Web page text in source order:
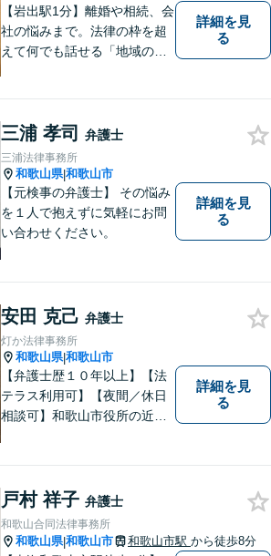
【岩出駅1分】離婚や相続、会
社の悩みまで。法律の枠を超
えて何でも話せる「地域のか
育ちの私が丁寧にサポートし
ます。【丁寧なヒアリング】
【休日や夜間相談も柔軟に対
応】
詳細を見
る
三浦 孝司 弁護士
三浦法律事務所
和歌山県|和歌山市
【元検事の弁護士】 その悩み
を１人で抱えずに気軽にお問
い合わせください。
詳細を見
る
安田 克己 弁護士
灯か法律事務所
和歌山県|和歌山市
【弁護士歴１０年以上】【法
テラス利用可】【夜間／休日
相談可】和歌山市役所の近
相談ください。あなたの灯り
となれるよう誠心誠意努めま
す。
詳細を見
る
戸村 祥子 弁護士
和歌山合同法律事務所
和歌山県|和歌山市 和歌山市駅 から徒歩8分